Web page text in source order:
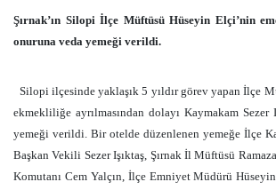
Şırnak’ın Silopi İlçe Müftüsü Hüseyin Elçi’nin
onuruna veda yemeği verildi.
Silopi ilçesinde yaklaşık 5 yıldır görev yapan İlçe
ekmekliliğe ayrılmasından dolayı Kaymakam Sezer
yemeği verildi. Bir otelde düzenlenen yemeğe İlçe
Başkan Vekili Sezer Işıktaş, Şırnak İl Müftüsü
Komutanı Cem Yalçın, İlçe Emniyet Müdürü